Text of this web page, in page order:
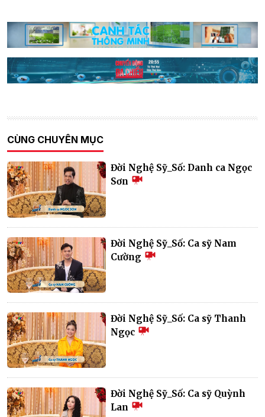
CÙNG CHUYÊN MỤC
Đời Nghệ Sỹ_Số: Danh ca Ngọc
Sơn
Đời Nghệ Sỹ_Số: Ca sỹ Nam
Cường
Đời Nghệ Sỹ_Số: Ca sỹ Thanh
Ngọc
Đời Nghệ Sỹ_Số: Ca sỹ Quỳnh
Lan